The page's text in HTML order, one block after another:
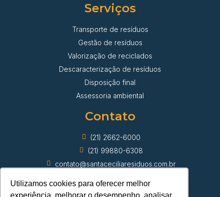
Utilizamos cookies para oferecer melhor
Serviços
Transporte de resíduos
Gestão de resíduos
Valorização de reciclados
Descaracterização de resíduos
Disposição final
Assessoria ambiental
Contato
(21) 2662-6000
(21) 99880-6308
contato@santaceciliaresiduos.com.br